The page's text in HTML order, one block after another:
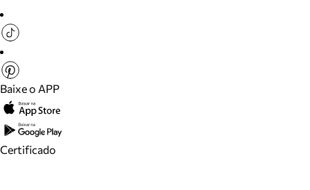
Baixe o APP
Certificado